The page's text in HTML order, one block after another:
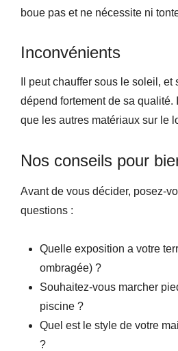
boue pas et ne nécessite ni
Inconvénients
Il peut chauffer sous le soleil,
dépend fortement de sa qualité.
que les autres matériaux sur le
Nos conseils pour
Avant de vous décider, posez-
questions :
Quelle exposition a votre
ombragée) ?
Souhaitez-vous marcher
piscine ?
Quel est le style de votre
?